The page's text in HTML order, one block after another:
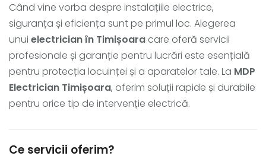
Când vine vorba despre instalațiile electrice,
siguranța și eficiența sunt pe primul loc. Alegerea
unui electrician în Timișoara care oferă servicii
profesionale și garanție pentru lucrări este esențială
pentru protecția locuinței și a aparatelor tale. La MDP
Electrician Timișoara, oferim soluții rapide și durabile
pentru orice tip de intervenție electrică.
Ce servicii oferim?